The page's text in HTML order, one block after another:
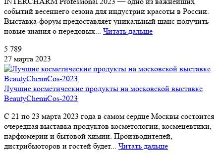
событий весеннего сезона для индустрии красоты в России.
Выставка-форум предоставляет уникальный шанс получить
новые знания о передовых... Читать дальше
5 789
27 марта 2023
Лучшие косметические продукты на московской выставке
BeautyChemiCos-2023
С 21 по 23 марта 2023 года в самом сердце Москвы состоится
очередная выставка продуктов косметологии, космецевтики,
парфюмерии и бытовой химии. Производителей,
дистрибьюторов и гостей будет... Читать дальше